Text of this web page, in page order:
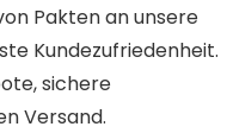
Pakten an unsere
Kundezufriedenheit.
sichere
Versand.